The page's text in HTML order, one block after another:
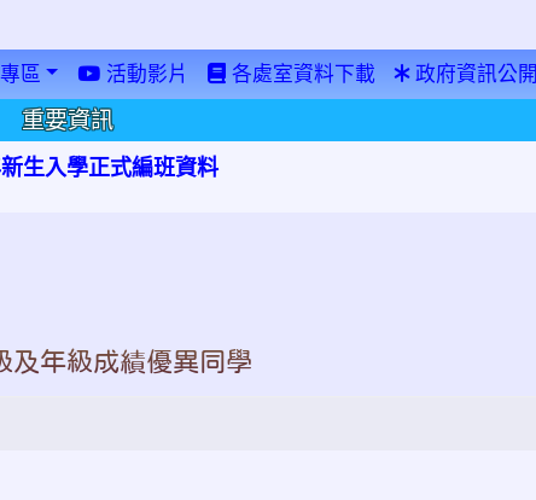
區 活動影片 各處室資料下載 政府資訊公開
重要資訊
生入學正式編班資料
及年級成績優異同學